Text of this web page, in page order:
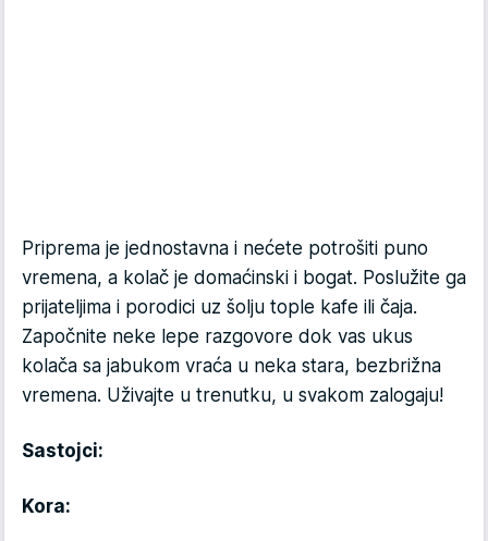
Priprema je jednostavna i nećete potrošiti puno
vremena, a kolač je domaćinski i bogat. Poslužite ga
prijateljima i porodici uz šolju tople kafe ili čaja.
Započnite neke lepe razgovore dok vas ukus
kolača sa jabukom vraća u neka stara, bezbrižna
vremena. Uživajte u trenutku, u svakom zalogaju!
Sastojci:
Kora: